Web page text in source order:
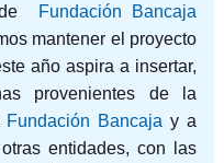
de
Fundación Bancaja
mantener el proyecto
año aspira a insertar,
provenientes de la
Fundación Bancaja y a
entidades, con las